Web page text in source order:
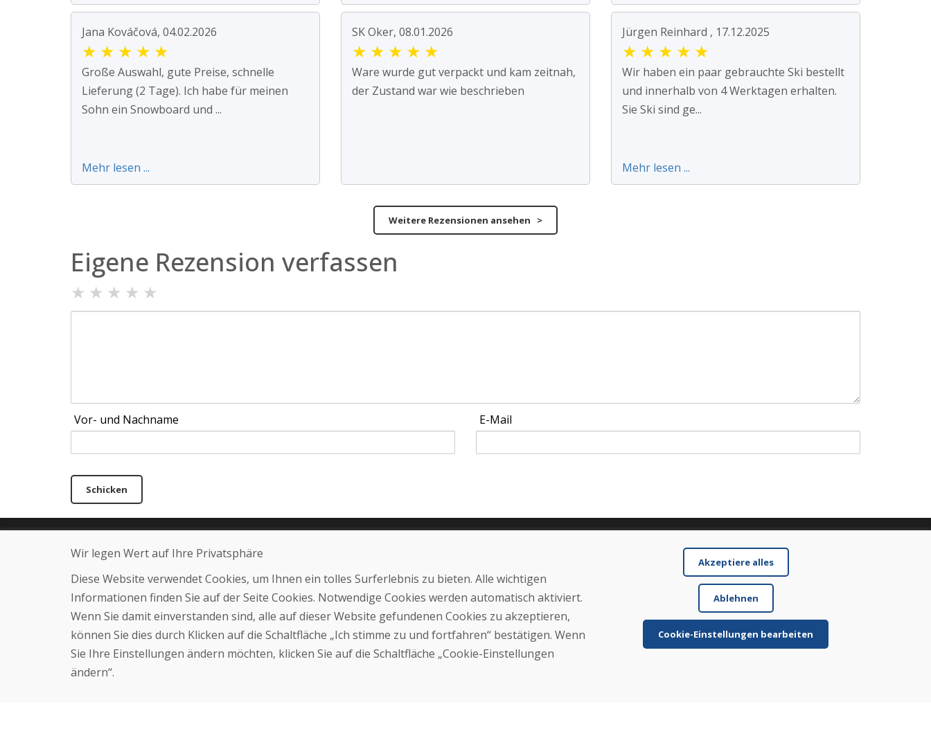
Jana Kováčová, 04.02.2026
★ ★ ★ ★ ★
Große Auswahl, gute Preise, schnelle
Lieferung (2 Tage). Ich habe für meinen
Sohn ein Snowboard und ...
Mehr lesen ...
SK Oker, 08.01.2026
★ ★ ★ ★ ★
Ware wurde gut verpackt und kam zeitnah,
der Zustand war wie beschrieben
Jürgen Reinhard , 17.12.2025
★ ★ ★ ★ ★
Wir haben ein paar gebrauchte Ski bestellt
und innerhalb von 4 Werktagen erhalten.
Sie Ski sind ge...
Mehr lesen ...
Weitere Rezensionen ansehen >
Eigene Rezension verfassen
★ ★ ★ ★ ★
Vor- und Nachname E-Mail
Schicken
Helpline
info@domivosport.ch
Über uns
Über uns
Geschäft
Kontakt
Geschäftsbedingungen
Transport
Zahlung
Beschwerde
Rückgabe und Umtausch von
Waren
Wir legen Wert auf Ihre Privatsphäre
Diese Website verwendet Cookies, um Ihnen ein tolles Surferlebnis zu bieten. Alle wichtigen
Informationen finden Sie auf der Seite Cookies. Notwendige Cookies werden automatisch aktiviert.
Wenn Sie damit einverstanden sind, alle auf dieser Website gefundenen Cookies zu akzeptieren,
können Sie dies durch Klicken auf die Schaltfläche „Ich stimme zu und fortfahren“ bestätigen. Wenn
Sie Ihre Einstellungen ändern möchten, klicken Sie auf die Schaltfläche „Cookie-Einstellungen
ändern“.
Akzeptiere alles
Ablehnen
Cookie-Einstellungen bearbeiten